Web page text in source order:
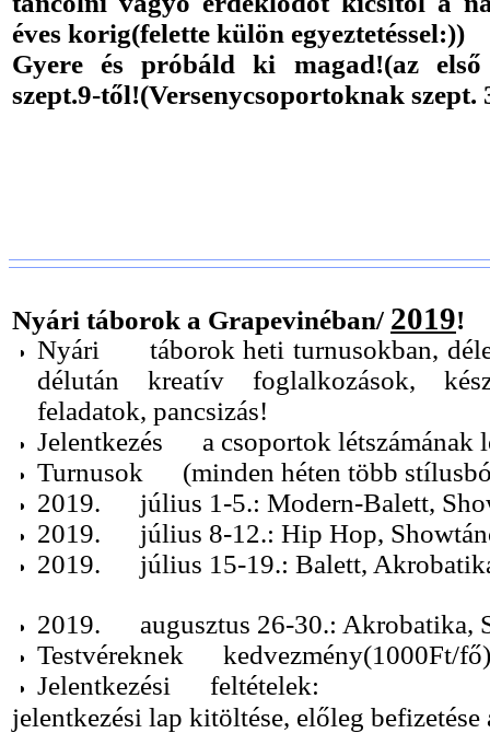
éves korig(felette külön egyeztetéssel:))
Gyere és próbáld ki magad!(az első
szept.9-től!(Versenycsoportoknak szept.
Nyári táborok a Grapevinéban/ 2019!
Nyári táborok heti turnusokban,
délután kreatív foglalkozások,
feladatok, pancsizás!
Jelentkezés a csoportok létszámának
Turnusok (minden héten több
2019. július 1-5.: Modern-Balett,
2019. július 8-12.: Hip Hop,
2019. július 15-19.: Balett,
2019. augusztus 26-30.: Akrobatika,
Testvéreknek kedvezmény(1000Ft/
Jelentkezési feltételek:
jelentkezési lap kitöltése, előleg befizetése